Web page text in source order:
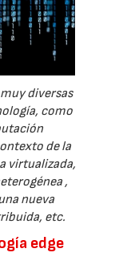
diversas
como
de la
virtualizada,
,
nueva
etc.
edge